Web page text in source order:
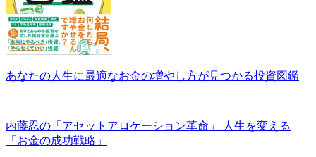
あなたの人生に最適なお金の増やし方が見つかる投資図鑑
内藤忍の「アセットアロケーション革命」 人生を変える
「お金の成功戦略」